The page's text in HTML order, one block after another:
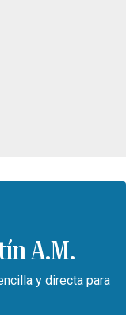
A.M.
y directa para